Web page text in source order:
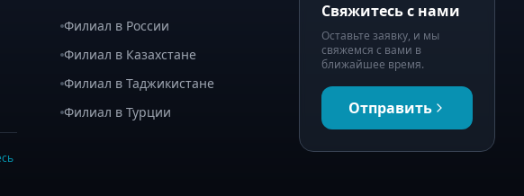
Филиал в России
Филиал в Казахстане
Филиал в Таджикистане
Филиал в Турции
Свяжитесь с нами
Оставьте заявку, и мы
свяжемся с вами в
ближайшее время.
Отправить